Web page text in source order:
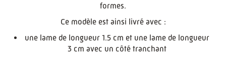
formes.
Ce modèle est ainsi livré avec :
une lame de longueur 1.5 cm et une lame de longueur
3 cm avec un côté tranchant